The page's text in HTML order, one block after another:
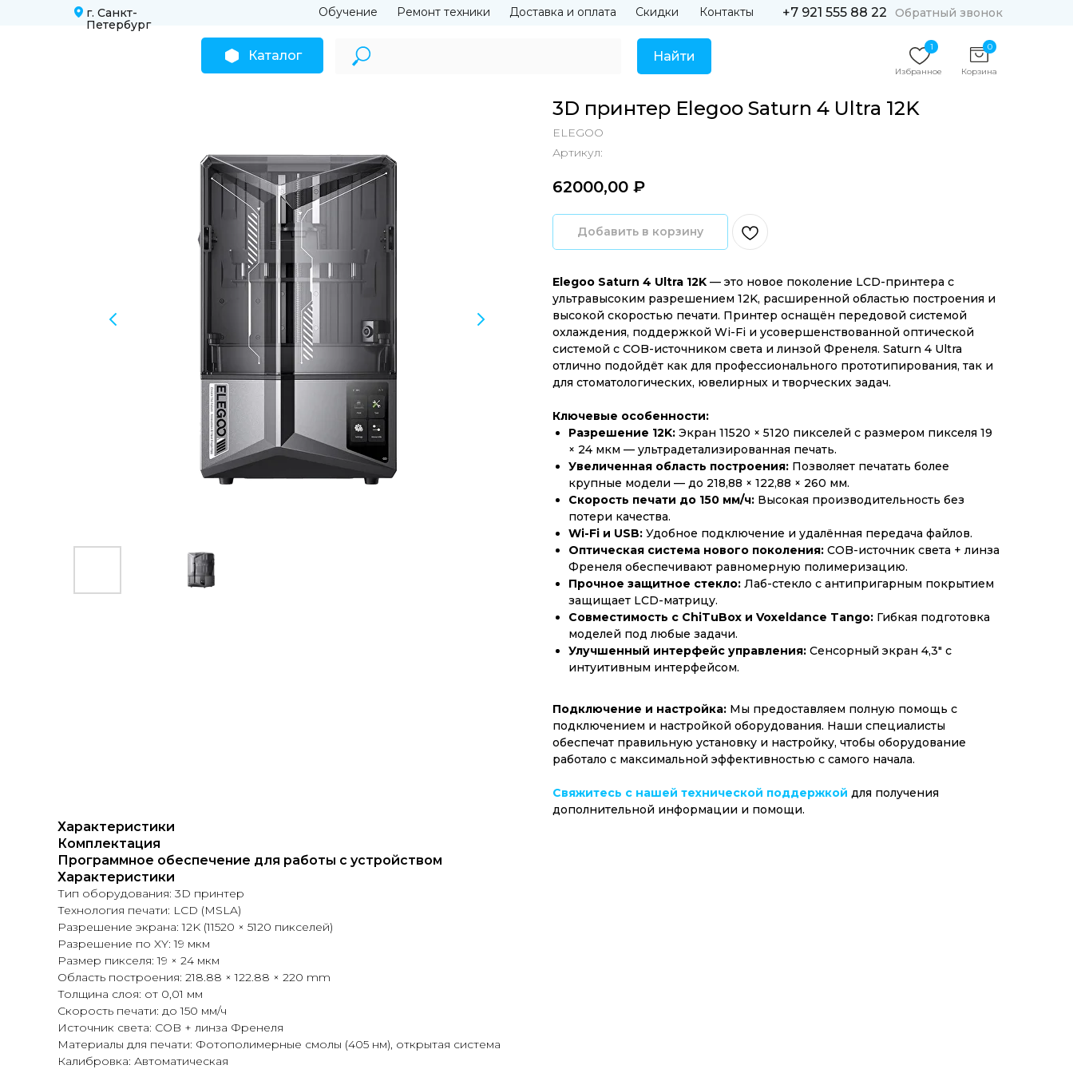
Корзина
Избранное
Найти
Каталог
+7 921 555 88 22 Обратный звонок
Доставка и оплата
Обучение Ремонт техники Скидки Контакты
г. Санкт-
Петербург
1 0
3D принтер Elegoo Saturn 4 Ultra 12K
ELEGOO
Артикул:
62000,00 ₽‎
Добавить в корзину
Elegoo Saturn 4 Ultra 12K — это новое поколение LCD-принтера с
ультравысоким разрешением 12K, расширенной областью построения и
высокой скоростью печати. Принтер оснащён передовой системой
охлаждения, поддержкой Wi-Fi и усовершенствованной оптической
системой с COB-источником света и линзой Френеля. Saturn 4 Ultra
отлично подойдёт как для профессионального прототипирования, так и
для стоматологических, ювелирных и творческих задач.
Ключевые особенности:
Разрешение 12K: Экран 11520 × 5120 пикселей с размером пикселя 19
× 24 мкм — ультрадетализированная печать.
Увеличенная область построения: Позволяет печатать более
крупные модели — до 218,88 × 122,88 × 260 мм.
Скорость печати до 150 мм/ч: Высокая производительность без
потери качества.
Wi-Fi и USB: Удобное подключение и удалённая передача файлов.
Оптическая система нового поколения: COB-источник света + линза
Френеля обеспечивают равномерную полимеризацию.
Прочное защитное стекло: Лаб-стекло с антипригарным покрытием
защищает LCD-матрицу.
Совместимость с ChiTuBox и Voxeldance Tango: Гибкая подготовка
моделей под любые задачи.
Улучшенный интерфейс управления: Сенсорный экран 4,3" с
интуитивным интерфейсом.
Подключение и настройка: Мы предоставляем полную помощь с
подключением и настройкой оборудования. Наши специалисты
обеспечат правильную установку и настройку, чтобы оборудование
работало с максимальной эффективностью с самого начала.
Свяжитесь с нашей технической поддержкой для получения
дополнительной информации и помощи.
Характеристики
Комплектация
Программное обеспечение для работы с устройством
Характеристики
Тип оборудования: 3D принтер
Технология печати: LCD (MSLA)
Разрешение экрана: 12K (11520 × 5120 пикселей)
Разрешение по XY: 19 мкм
Размер пикселя: 19 × 24 мкм
Область построения: 218.88 × 122.88 × 220 mm
Толщина слоя: от 0,01 мм
Скорость печати: до 150 мм/ч
Источник света: COB + линза Френеля
Материалы для печати: Фотополимерные смолы (405 нм), открытая система
Калибровка: Автоматическая